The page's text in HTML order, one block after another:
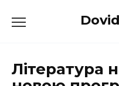
до
Література